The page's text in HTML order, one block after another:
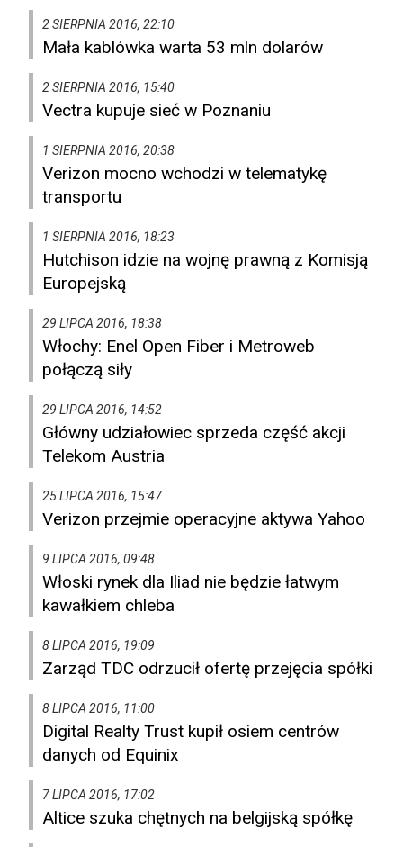
2 SIERPNIA 2016, 22:10
Mała kablówka warta 53 mln dolarów
2 SIERPNIA 2016, 15:40
Vectra kupuje sieć w Poznaniu
1 SIERPNIA 2016, 20:38
Verizon mocno wchodzi w telematykę
transportu
1 SIERPNIA 2016, 18:23
Hutchison idzie na wojnę prawną z Komisją
Europejską
29 LIPCA 2016, 18:38
Włochy: Enel Open Fiber i Metroweb
połączą siły
29 LIPCA 2016, 14:52
Główny udziałowiec sprzeda część akcji
Telekom Austria
25 LIPCA 2016, 15:47
Verizon przejmie operacyjne aktywa Yahoo
9 LIPCA 2016, 09:48
Włoski rynek dla Iliad nie będzie łatwym
kawałkiem chleba
8 LIPCA 2016, 19:09
Zarząd TDC odrzucił ofertę przejęcia spółki
8 LIPCA 2016, 11:00
Digital Realty Trust kupił osiem centrów
danych od Equinix
7 LIPCA 2016, 17:02
Altice szuka chętnych na belgijską spółkę